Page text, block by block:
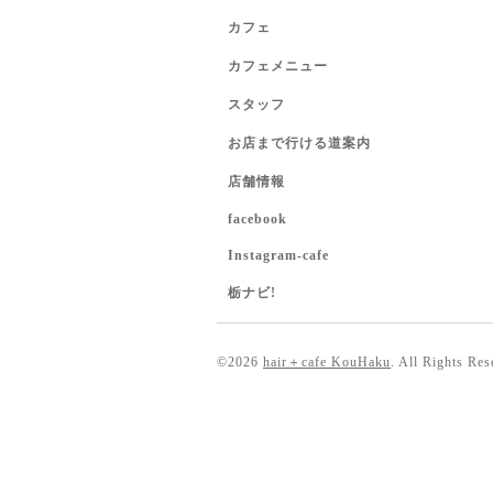
カフェ
カフェメニュー
スタッフ
お店まで行ける道案内
店舗情報
facebook
Instagram-cafe
栃ナビ!
©2026 hair＋cafe KouHaku. All Rights